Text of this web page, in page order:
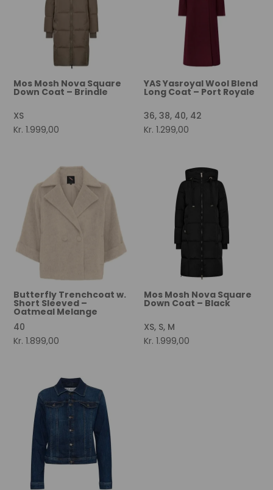
Mos Mosh Nova Square
Down Coat – Brindle
XS
Kr. 1.999,00
YAS Yasroyal Wool Blend
Long Coat – Port Royale
36, 38, 40, 42
Kr. 1.299,00
Butterfly Trenchcoat w.
Short Sleeved –
Oatmeal Melange
40
Kr. 1.899,00
Mos Mosh Nova Square
Down Coat – Black
XS, S, M
Kr. 1.999,00